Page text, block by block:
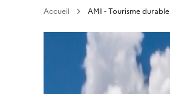
Accueil AMI - Tourisme durable